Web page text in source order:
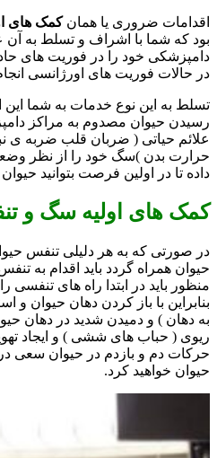
اقدامات ضروری یا همانکمک های
بود که شما با اشراف و تسلط به آن
دامپزشکی خود را در فوریت های
در حالات فوریت های اورژانسی
تسلط به این نوع خدمات به شما این
رسیدن حیوان مصدوم به مراکز
علائم حیاتی ( ضربان قلب ضربه ی
حرارت بدن )سگ خود را از نظر
داده تا در اولین فرصت بتوانید
کمک های اولیه سگ و
در صورتی که به هر دلیلی تنفس
حیوان همراه گردد باید اقدام به
منظور باید در ابتدا راه های تنفسی
بنابراین با باز کردن دهان حیوان
به دهان ) و دمیدن شدید در دهان
ریوی ( حباب های ششی ) و ایجاد
حرکات دم و بازدم در حیوان سعی
حیوان خواهید کرد.